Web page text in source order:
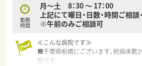
勤務
時間
月～土 8：30 〜 17：00
上記にて曜日・日数・時間ご相
※午前のみご相談可
≪こんな病院です≫
■千葉県船橋にございます、総病床数
院です。